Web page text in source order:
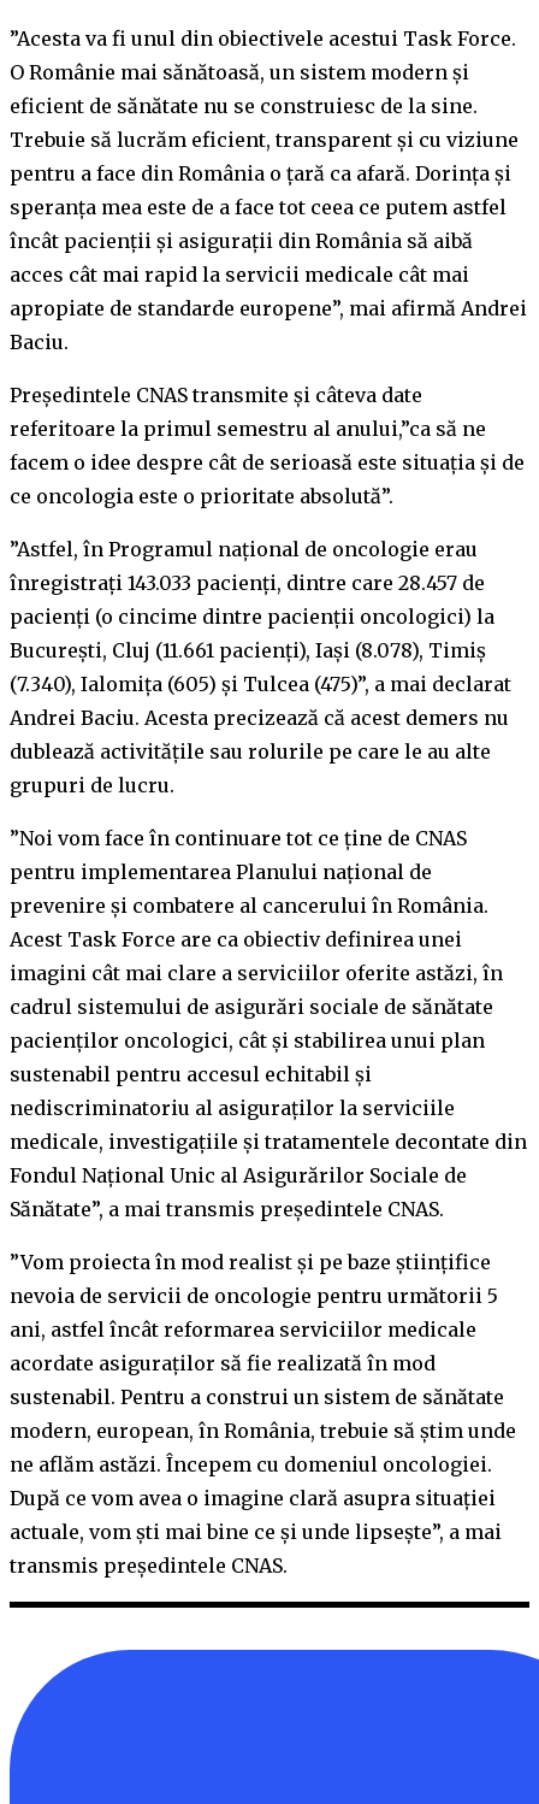
”Acesta va fi unul din obiectivele acestui Task Force.
O Românie mai sănătoasă, un sistem modern şi
eficient de sănătate nu se construiesc de la sine.
Trebuie să lucrăm eficient, transparent şi cu viziune
pentru a face din România o ţară ca afară. Dorinţa şi
speranţa mea este de a face tot ceea ce putem astfel
încât pacienţii şi asiguraţii din România să aibă
acces cât mai rapid la servicii medicale cât mai
apropiate de standarde europene”, mai afirmă Andrei
Baciu.
Preşedintele CNAS transmite şi câteva date
referitoare la primul semestru al anului,”ca să ne
facem o idee despre cât de serioasă este situaţia şi de
ce oncologia este o prioritate absolută”.
”Astfel, în Programul naţional de oncologie erau
înregistraţi 143.033 pacienţi, dintre care 28.457 de
pacienţi (o cincime dintre pacienţii oncologici) la
Bucureşti, Cluj (11.661 pacienţi), Iaşi (8.078), Timiş
(7.340), Ialomiţa (605) şi Tulcea (475)”, a mai declarat
Andrei Baciu. Acesta precizează că acest demers nu
dublează activităţile sau rolurile pe care le au alte
grupuri de lucru.
”Noi vom face în continuare tot ce ţine de CNAS
pentru implementarea Planului naţional de
prevenire şi combatere al cancerului în România.
Acest Task Force are ca obiectiv definirea unei
imagini cât mai clare a serviciilor oferite astăzi, în
cadrul sistemului de asigurări sociale de sănătate
pacienţilor oncologici, cât şi stabilirea unui plan
sustenabil pentru accesul echitabil şi
nediscriminatoriu al asiguraţilor la serviciile
medicale, investigaţiile şi tratamentele decontate din
Fondul Naţional Unic al Asigurărilor Sociale de
Sănătate”, a mai transmis preşedintele CNAS.
”Vom proiecta în mod realist şi pe baze ştiinţifice
nevoia de servicii de oncologie pentru următorii 5
ani, astfel încât reformarea serviciilor medicale
acordate asiguraţilor să fie realizată în mod
sustenabil. Pentru a construi un sistem de sănătate
modern, european, în România, trebuie să ştim unde
ne aflăm astăzi. Începem cu domeniul oncologiei.
După ce vom avea o imagine clară asupra situaţiei
actuale, vom şti mai bine ce şi unde lipseşte”, a mai
transmis preşedintele CNAS.